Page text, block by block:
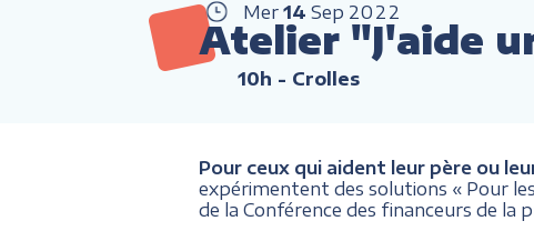
Mer 14 Sep 2022
Atelier "J'aide
10h - Crolles
Pour ceux qui aident leur père ou
expérimentent des solutions « Pour
de la Conférence des financeurs de la